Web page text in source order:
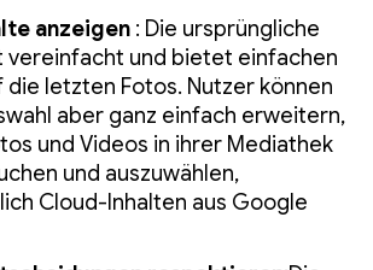
anzeigen : Die ursprüngliche
vereinfacht und bietet einfachen
die letzten Fotos. Nutzer können
aber ganz einfach erweitern,
und Videos in ihrer Mediathek
und auszuwählen,
Cloud-Inhalten aus Google